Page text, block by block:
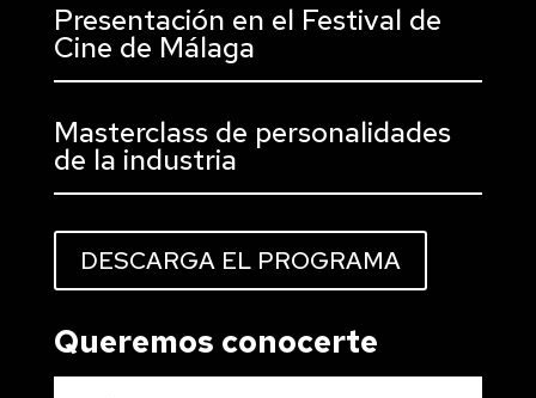
Presentación en el Festival de
Cine de Málaga
Masterclass de personalidades
de la industria
DESCARGA EL PROGRAMA
Queremos conocerte